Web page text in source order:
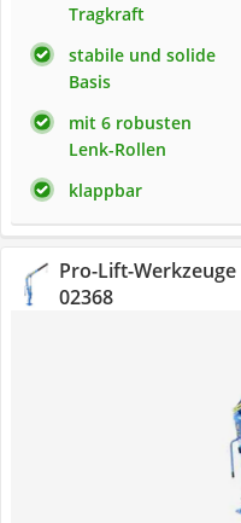
Tragkraft
stabile und solide
Basis
mit 6 robusten
Lenk-Rollen
klappbar
Pro-Lift-Werkzeuge
02368